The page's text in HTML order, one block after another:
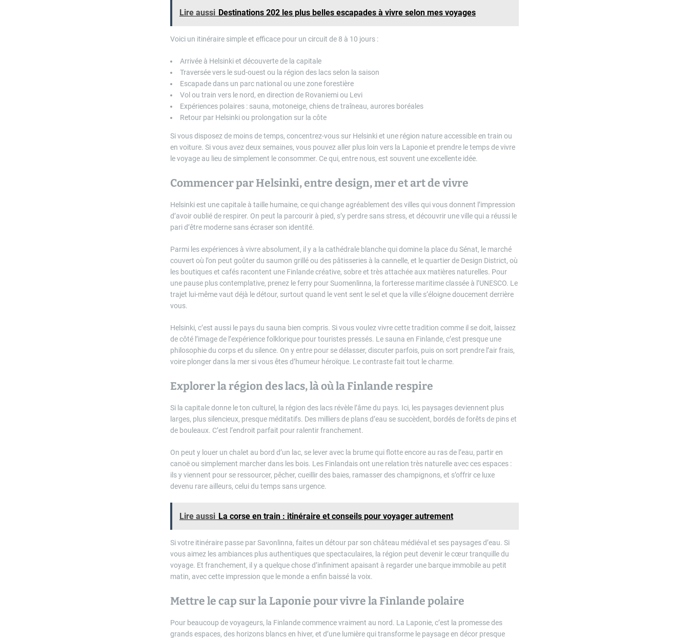
Lire aussi Destinations 202 les plus belles escapades à vivre selon mes voyages
Voici un itinéraire simple et efficace pour un circuit de 8 à 10 jours :
Arrivée à Helsinki et découverte de la capitale
Traversée vers le sud-ouest ou la région des lacs selon la saison
Escapade dans un parc national ou une zone forestière
Vol ou train vers le nord, en direction de Rovaniemi ou Levi
Expériences polaires : sauna, motoneige, chiens de traîneau, aurores boréales
Retour par Helsinki ou prolongation sur la côte
Si vous disposez de moins de temps, concentrez-vous sur Helsinki et une région nature accessible en train ou
en voiture. Si vous avez deux semaines, vous pouvez aller plus loin vers la Laponie et prendre le temps de vivre
le voyage au lieu de simplement le consommer. Ce qui, entre nous, est souvent une excellente idée.
Commencer par Helsinki, entre design, mer et art de vivre
Helsinki est une capitale à taille humaine, ce qui change agréablement des villes qui vous donnent l’impression
d’avoir oublié de respirer. On peut la parcourir à pied, s’y perdre sans stress, et découvrir une ville qui a réussi le
pari d’être moderne sans écraser son identité.
Parmi les expériences à vivre absolument, il y a la cathédrale blanche qui domine la place du Sénat, le marché
couvert où l’on peut goûter du saumon grillé ou des pâtisseries à la cannelle, et le quartier de Design District, où
les boutiques et cafés racontent une Finlande créative, sobre et très attachée aux matières naturelles. Pour
une pause plus contemplative, prenez le ferry pour Suomenlinna, la forteresse maritime classée à l’UNESCO. Le
trajet lui-même vaut déjà le détour, surtout quand le vent sent le sel et que la ville s’éloigne doucement derrière
vous.
Helsinki, c’est aussi le pays du sauna bien compris. Si vous voulez vivre cette tradition comme il se doit, laissez
de côté l’image de l’expérience folklorique pour touristes pressés. Le sauna en Finlande, c’est presque une
philosophie du corps et du silence. On y entre pour se délasser, discuter parfois, puis on sort prendre l’air frais,
voire plonger dans la mer si vous êtes d’humeur héroïque. Le contraste fait tout le charme.
Explorer la région des lacs, là où la Finlande respire
Si la capitale donne le ton culturel, la région des lacs révèle l’âme du pays. Ici, les paysages deviennent plus
larges, plus silencieux, presque méditatifs. Des milliers de plans d’eau se succèdent, bordés de forêts de pins et
de bouleaux. C’est l’endroit parfait pour ralentir franchement.
On peut y louer un chalet au bord d’un lac, se lever avec la brume qui flotte encore au ras de l’eau, partir en
canoë ou simplement marcher dans les bois. Les Finlandais ont une relation très naturelle avec ces espaces :
ils y viennent pour se ressourcer, pêcher, cueillir des baies, ramasser des champignons, et s’offrir ce luxe
devenu rare ailleurs, celui du temps sans urgence.
Lire aussi La corse en train : itinéraire et conseils pour voyager autrement
Si votre itinéraire passe par Savonlinna, faites un détour par son château médiéval et ses paysages d’eau. Si
vous aimez les ambiances plus authentiques que spectaculaires, la région peut devenir le cœur tranquille du
voyage. Et franchement, il y a quelque chose d’infiniment apaisant à regarder une barque immobile au petit
matin, avec cette impression que le monde a enfin baissé la voix.
Mettre le cap sur la Laponie pour vivre la Finlande polaire
Pour beaucoup de voyageurs, la Finlande commence vraiment au nord. La Laponie, c’est la promesse des
grands espaces, des horizons blancs en hiver, et d’une lumière qui transforme le paysage en décor presque